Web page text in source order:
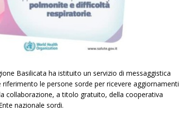
Basilicata ha istituito un servizio di messaggistica
le persone sorde per ricevere aggiornamenti
collaborazione, a titolo gratuito, della cooperativa
nazionale sordi.